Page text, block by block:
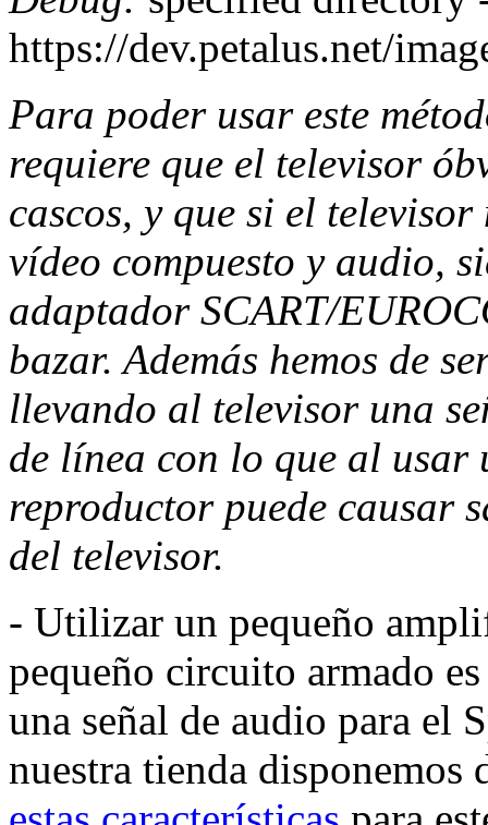
https://dev.petalus.net/
Para poder usar este
requiere que el televisor
cascos, y que si el
vídeo compuesto y audio,
adaptador SCART/
bazar. Además hemos de
llevando al televisor una
de línea con lo que al usar
reproductor puede causar
del televisor.
- Utilizar un pequeño
pequeño circuito armado
una señal de audio para el
nuestra tienda disponemos